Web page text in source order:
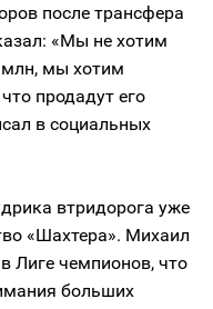
после трансфера
«Мы не хотим
мы хотим
продадут его
в социальных
втридорога уже
«Шахтера». Михаил
Лиге чемпионов, что
больших